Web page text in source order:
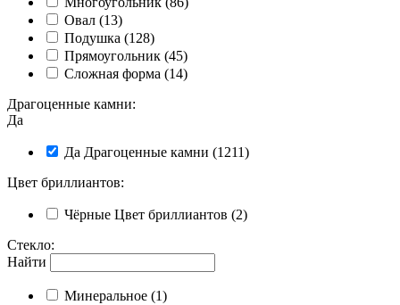
Овал (13)
Подушка (128)
Прямоугольник (45)
Сложная форма (14)
Драгоценные камни:
Да
Да Драгоценные камни (1211)
Цвет бриллиантов:
Чёрные Цвет бриллиантов (2)
Стекло:
Найти
Минеральное (1)